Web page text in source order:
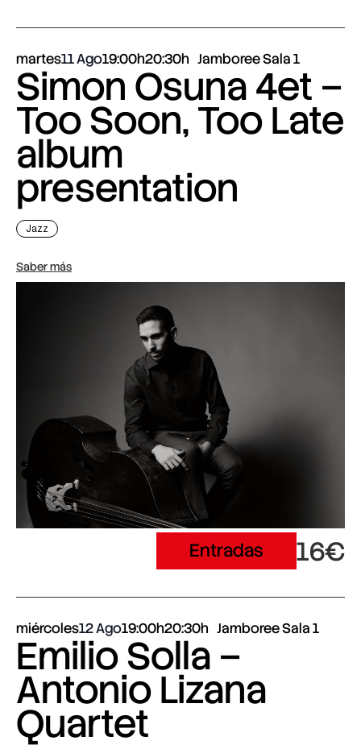
martes11 Ago19:00h20:30h Jamboree Sala 1
Simon Osuna 4et –
Too Soon, Too Late
album
presentation
Jazz
Saber más
Entradas 16€
miércoles12 Ago19:00h20:30h Jamboree Sala 1
Emilio Solla –
Antonio Lizana
Quartet